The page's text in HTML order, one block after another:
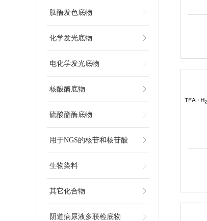
肽酶发色底物
化学发光底物
电化学发光底物
核酸酶底物
硫酸酯酶底物
用于NGS的核苷和核苷酸
生物染料
其它化合物
阴道病尿液多联检底物